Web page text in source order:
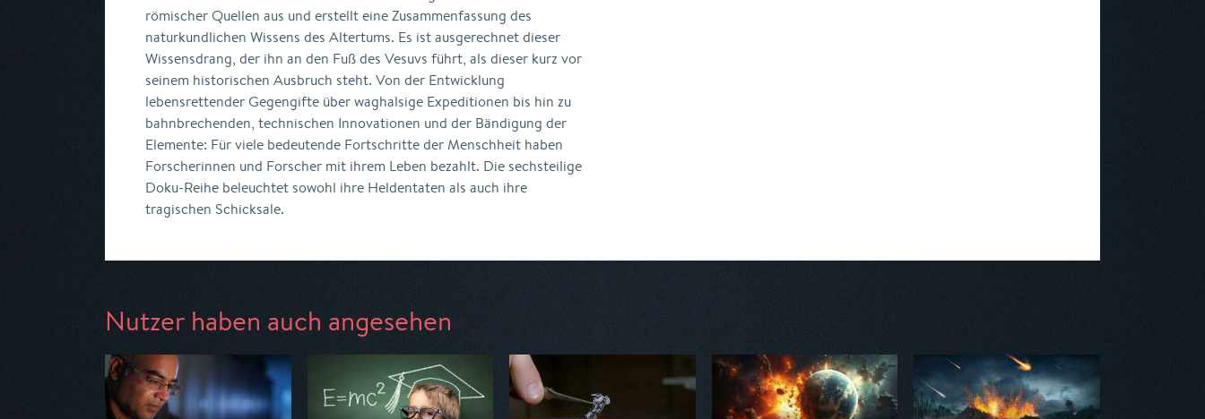
römischer Quellen aus und erstellt eine Zusammenfassung des
naturkundlichen Wissens des Altertums. Es ist ausgerechnet dieser
Wissensdrang, der ihn an den Fuß des Vesuvs führt, als dieser kurz vor
seinem historischen Ausbruch steht. Von der Entwicklung
lebensrettender Gegengifte über waghalsige Expeditionen bis hin zu
bahnbrechenden, technischen Innovationen und der Bändigung der
Elemente: Für viele bedeutende Fortschritte der Menschheit haben
Forscherinnen und Forscher mit ihrem Leben bezahlt. Die sechsteilige
Doku-Reihe beleuchtet sowohl ihre Heldentaten als auch ihre
tragischen Schicksale.
Nutzer haben auch angesehen